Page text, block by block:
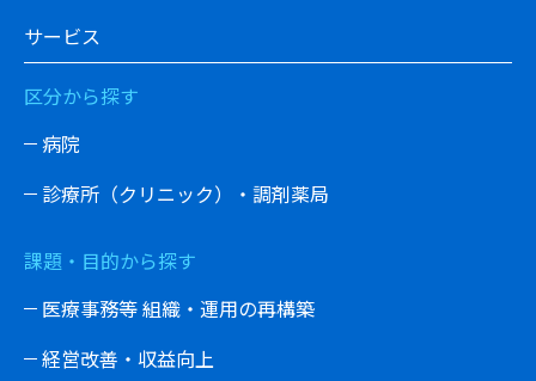
サービス
区分から探す
病院
診療所（クリニック）・調剤薬局
課題・目的から探す
医療事務等 組織・運用の再構築
経営改善・収益向上